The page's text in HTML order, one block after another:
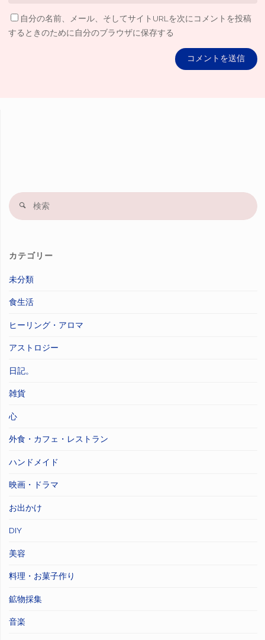
自分の名前、メール、そしてサイトURLを次にコメントを投稿
するときのために自分のブラウザに保存する
検
カテゴリー
未分類
食生活
ヒーリング・アロマ
アストロジー
日記。
雑貨
心
外食・カフェ・レストラン
ハンドメイド
映画・ドラマ
お出かけ
DIY
美容
料理・お菓子作り
鉱物採集
音楽